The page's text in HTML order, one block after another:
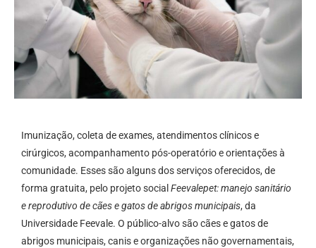
Imunização, coleta de exames, atendimentos clínicos e
cirúrgicos, acompanhamento pós-operatório e orientações à
comunidade. Esses são alguns dos serviços oferecidos, de
forma gratuita, pelo projeto social Feevalepet: manejo sanitário
e reprodutivo de cães e gatos de abrigos municipais, da
Universidade Feevale. O público-alvo são cães e gatos de
abrigos municipais, canis e organizações não governamentais,